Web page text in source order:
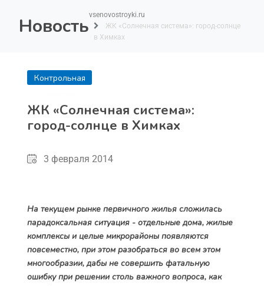
Новостьvsenovostroyki.ru
ЖК «Солнечная система»: город-солнце
в Химках
Контрольная
ЖК «Солнечная система»:
город-солнце в Химках
3 февраля 2014
На текущем рынке первичного жилья сложилась
парадоксальная ситуация - отдельные дома, жилые
комплексы и целые микрорайоны появляются
повсеместно, при этом разобраться во всем этом
многообразии, дабы не совершить фатальную
ошибку при решении столь важного вопроса, как